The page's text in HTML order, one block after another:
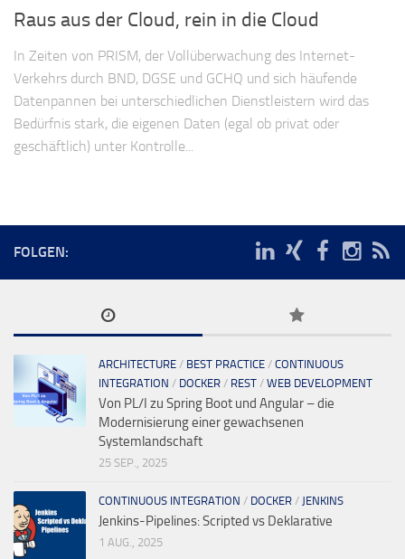
Raus aus der Cloud, rein in die Cloud
In Zeiten von PRISM, der Vollüberwachung des Internet-
Verkehrs durch BND, DGSE und GCHQ und sich häufende
Datenpannen bei unterschiedlichen Dienstleistern wird das
Bedürfnis stark, die eigenen Daten (egal ob privat oder
geschäftlich) unter Kontrolle...
FOLGEN:
ARCHITECTURE / BEST PRACTICE / CONTINUOUS
INTEGRATION / DOCKER / REST / WEB DEVELOPMENT
Von PL/I zu Spring Boot und Angular – die
Modernisierung einer gewachsenen
Systemlandschaft
25 SEP., 2025
CONTINUOUS INTEGRATION / DOCKER / JENKINS
Jenkins-Pipelines: Scripted vs Deklarative
1 AUG., 2025